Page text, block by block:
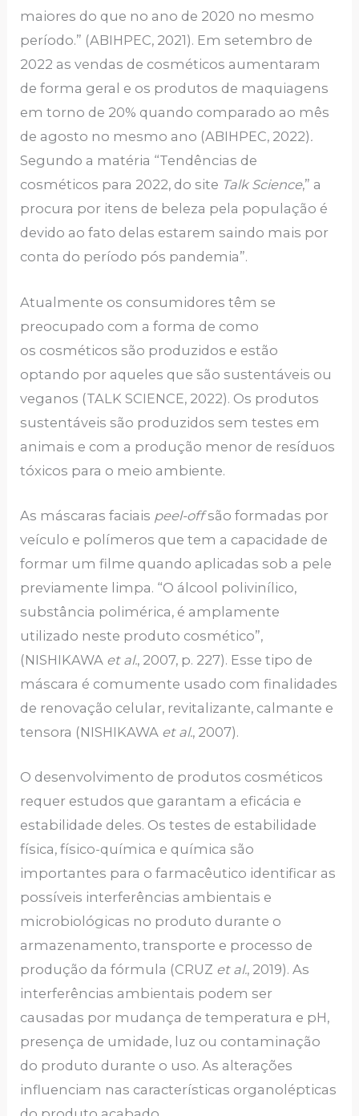
maiores do que no ano de 2020 no mesmo
período.” (ABIHPEC, 2021). Em setembro de
2022 as vendas de cosméticos aumentaram
de forma geral e os produtos de maquiagens
em torno de 20% quando comparado ao mês
de agosto no mesmo ano (ABIHPEC, 2022).
Segundo a matéria “Tendências de
cosméticos para 2022, do site Talk Science,” a
procura por itens de beleza pela população é
devido ao fato delas estarem saindo mais por
conta do período pós pandemia”.
Atualmente os consumidores têm se
preocupado com a forma de como
os cosméticos são produzidos e estão
optando por aqueles que são sustentáveis ou
veganos (TALK SCIENCE, 2022). Os produtos
sustentáveis são produzidos sem testes em
animais e com a produção menor de resíduos
tóxicos para o meio ambiente.
As máscaras faciais peel-offsão formadas por
veículo e polímeros que tem a capacidade de
formar um filme quando aplicadas sob a pele
previamente limpa. “O álcool polivinílico,
substância polimérica, é amplamente
utilizado neste produto cosmético”,
(NISHIKAWA et al., 2007, p. 227). Esse tipo de
máscara é comumente usado com finalidades
de renovação celular, revitalizante, calmante e
tensora (NISHIKAWA et al., 2007).
O desenvolvimento de produtos cosméticos
requer estudos que garantam a eficácia e
estabilidade deles. Os testes de estabilidade
física, físico-química e química são
importantes para o farmacêutico identificar as
possíveis interferências ambientais e
microbiológicas no produto durante o
armazenamento, transporte e processo de
produção da fórmula (CRUZ et al., 2019). As
interferências ambientais podem ser
causadas por mudança de temperatura e pH,
presença de umidade, luz ou contaminação
do produto durante o uso. As alterações
influenciam nas características organolépticas